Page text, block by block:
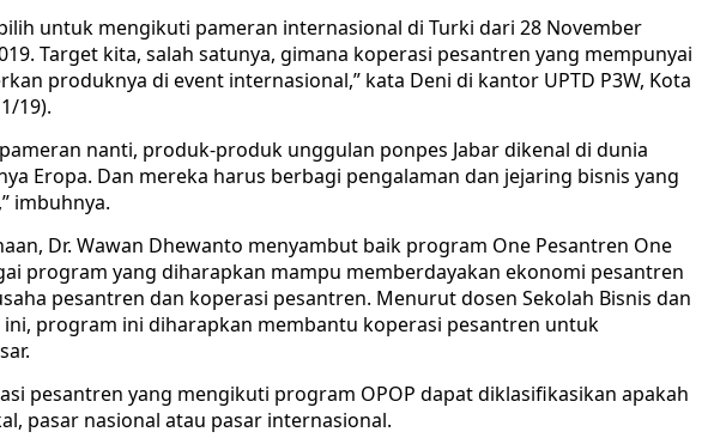
untuk mengikuti pameran internasional di Turki dari 28 November
Target kita, salah satunya, gimana koperasi pesantren yang mempunyai
produknya di event internasional,” kata Deni di kantor UPTD P3W, Kota
19).
nanti, produk-produk unggulan ponpes Jabar dikenal di dunia
Eropa. Dan mereka harus berbagi pengalaman dan jejaring bisnis yang
imbuhnya.
Dr. Wawan Dhewanto menyambut baik program One Pesantren One
program yang diharapkan mampu memberdayakan ekonomi pesantren
pesantren dan koperasi pesantren. Menurut dosen Sekolah Bisnis dan
ini, program ini diharapkan membantu koperasi pesantren untuk
pesantren yang mengikuti program OPOP dapat diklasifikasikan apakah
pasar nasional atau pasar internasional.